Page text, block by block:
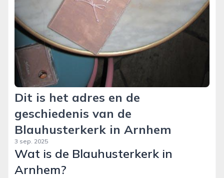
Dit is het adres en de
geschiedenis van de
Blauhusterkerk in Arnhem
3 sep. 2025
Wat is de Blauhusterkerk in
Arnhem?